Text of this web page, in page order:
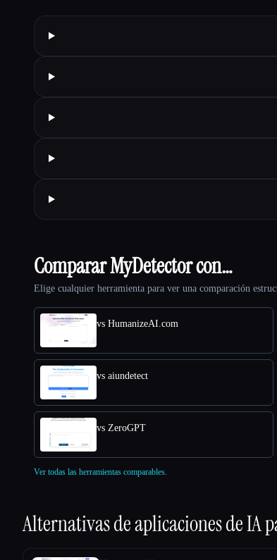
Comparar MyDetector con…
Elige cualquier herramienta para ver una comparación
vs HumanizeAI.com
vs aiundetect
vs ZeroGPT
Ver todas las herramientas comparables.
Alternativas de aplicaciones de IA